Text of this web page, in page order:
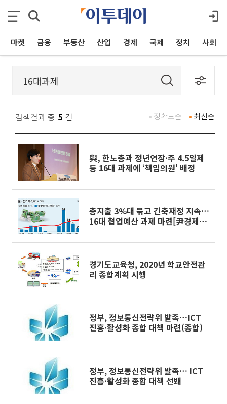
마켓 금융 부동산 산업 경제 국제 정치 사회
검색결과 총 5 건 최신순
정확도순
與, 한노총과 정년연장·주 4.5일제
등 16대 과제에 ‘책임의원' 배정
총지출 3%대 묶고 긴축재정 지속…
16대 협업예산 과제 마련[尹경제성
경기도교육청, 2020년 학교안전관
리 종합계획 시행
정부, 정보통신전략위 발족…ICT
진흥·활성화 종합 대책 마련(종합)
정부, 정보통신전략위 발족… ICT
진흥·활성화 종합 대책 선봬